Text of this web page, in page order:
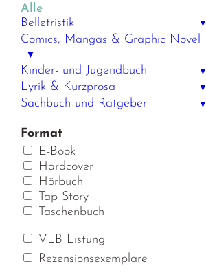
Alle
Belletristik
▼
Comics, Mangas & Graphic Novel
▼
Kinder- und Jugendbuch ▼
Lyrik & Kurzprosa ▼
Sachbuch und Ratgeber ▼
Format
E-Book
Hardcover
Hörbuch
Tap Story
Taschenbuch
VLB Listung
Rezensionsexemplare